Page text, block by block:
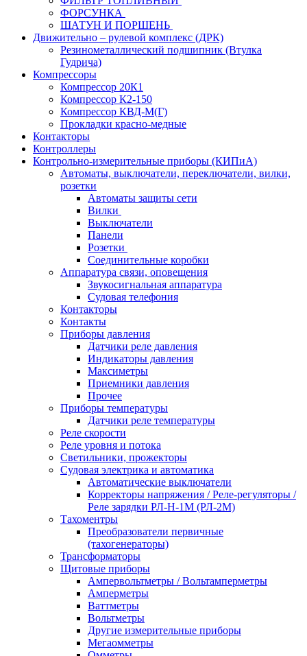
ФОРСУНКА
ШАТУН И ПОРШЕНЬ
Движительно – рулевой комплекс (ДРК)
Резинометаллический подшипник (Втулка
Гудрича)
Компрессоры
Компрессор 20К1
Компрессор К2-150
Компрессор КВД-М(Г)
Прокладки красно-медные
Контакторы
Контроллеры
Контрольно-измерительные приборы (КИПиА)
Автоматы, выключатели, переключатели, вилки,
розетки
Автоматы защиты сети
Вилки
Выключатели
Панели
Розетки
Соединительные коробки
Аппаратура связи, оповещения
Звукосигнальная аппаратура
Судовая телефония
Контакторы
Контакты
Приборы давления
Датчики реле давления
Индикаторы давления
Максиметры
Приемники давления
Прочее
Приборы температуры
Датчики реле температуры
Реле скорости
Реле уровня и потока
Светильники, прожекторы
Судовая электрика и автоматика
Автоматические выключатели
Корректоры напряжения / Реле-регуляторы /
Реле зарядки РЛ-Н-1М (РЛ-2М)
Тахоментры
Преобразователи первичные
(тахогенераторы)
Трансформаторы
Щитовые приборы
Ампервольтметры / Вольтамперметры
Амперметры
Ваттметры
Вольтметры
Другие измерительные приборы
Мегаомметры